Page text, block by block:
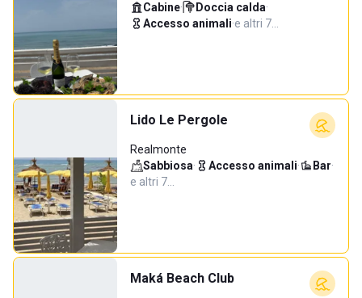
Cabine· Doccia calda·
Accesso animali·e altri 7…
Lido Le Pergole
Realmonte
Sabbiosa· Accesso animali· Bar·
e altri 7…
Maká Beach Club